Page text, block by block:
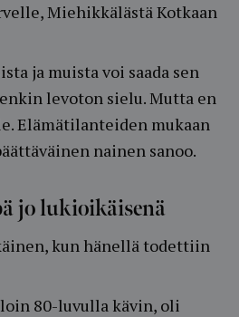
Miehikkälästä Kotkaan
ja muista voi saada sen
levoton sielu. Mutta en
Elämätilanteiden mukaan
nainen sanoo.
jo lukioikäisenä
kun hänellä todettiin
80-luvulla kävin, oli